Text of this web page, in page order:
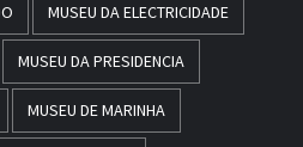
MUSEU DA ELECTRICIDADE
MUSEU DA PRESIDENCIA
MUSEU DE MARINHA